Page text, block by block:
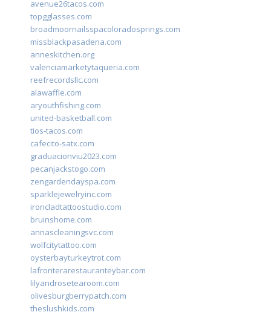
avenue26tacos.com
topgglasses.com
broadmoornailsspacoloradosprings.com
missblackpasadena.com
anneskitchen.org
valenciamarketytaqueria.com
reefrecordsllc.com
alawaffle.com
aryouthfishing.com
united-basketball.com
tios-tacos.com
cafecito-satx.com
graduacionviu2023.com
pecanjackstogo.com
zengardendayspa.com
sparklejewelryinc.com
ironcladtattoostudio.com
bruinshome.com
annascleaningsvc.com
wolfcitytattoo.com
oysterbayturkeytrot.com
lafronterarestauranteybar.com
lilyandrosetearoom.com
olivesburgberrypatch.com
theslushkids.com